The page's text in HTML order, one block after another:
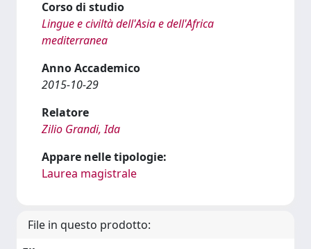
Corso di studio
Lingue e civiltà dell'Asia e dell'Africa
mediterranea
Anno Accademico
2015-10-29
Relatore
Zilio Grandi, Ida
Appare nelle tipologie:
Laurea magistrale
File in questo prodotto: